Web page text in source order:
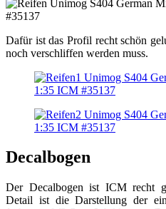
Dafür ist das Profil recht schön
noch verschliffen werden muss.
Decalbogen
Der Decalbogen ist ICM recht
Detail ist die Darstellung der